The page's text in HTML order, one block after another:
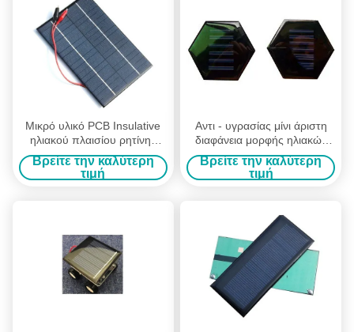
Μικρό υλικό PCB Insulative
ηλιακού πλαισίου ρητίνης
μεγέθους/επιτροπών
εποξικής ρητίνης
Βρείτε την καλύτερη
τιμή
Αντι - υγρασίας μίνι άριστη
διαφάνεια μορφής ηλιακών
πλαισίων πολυ και αντι -
γήρανση
Βρείτε την καλύτερη
τιμή